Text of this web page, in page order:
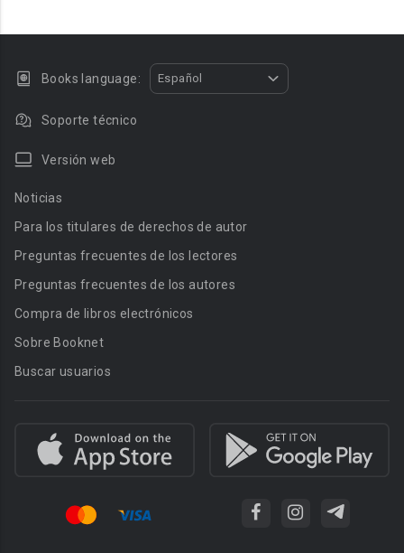
Books language: Español
Soporte técnico
Versión web
Noticias
Para los titulares de derechos de autor
Preguntas frecuentes de los lectores
Preguntas frecuentes de los autores
Compra de libros electrónicos
Sobre Booknet
Buscar usuarios